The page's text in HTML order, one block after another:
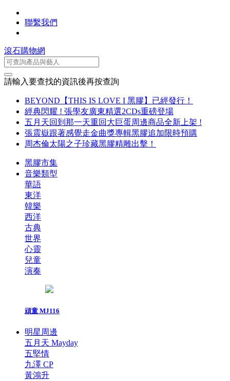
聯繫我們
滾石購物網
請輸入要查找的資訊後再按查詢
BEYOND【THIS IS LOVE I 黑膠】已經發行！
經典閃耀 ! 張學友廣東精選2CDs重磅登場
五月天回到那一天重回大巨蛋周邊商品全新上架 !
張震嶽跟著感覺走金曲獎專輯黑膠追加限時預購
周杰倫太陽之子珍藏黑膠精雕出擊！
黑膠市集
音樂類型
華語
東洋
韓樂
西洋
古典
世界
心靈
兒童
演奏
頑童 MJ116
明星周邊
五月天 Mayday
五堅情
九澤 CP
黃鴻升